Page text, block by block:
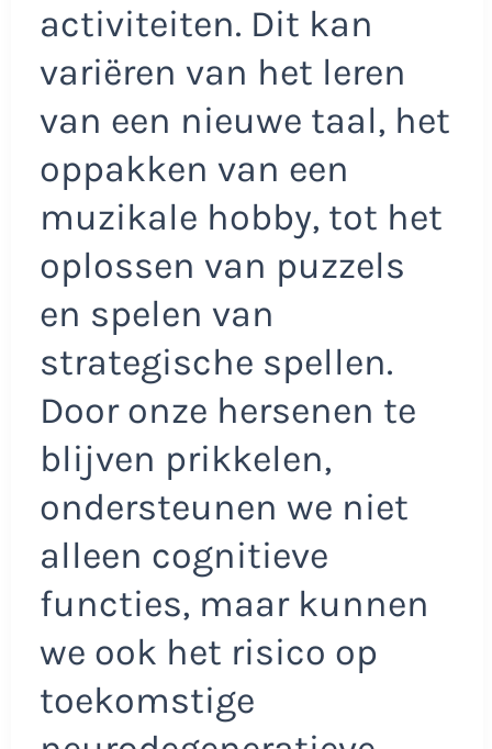
activiteiten. Dit kan
variëren van het leren
van een nieuwe taal, het
oppakken van een
muzikale hobby, tot het
oplossen van puzzels
en spelen van
strategische spellen.
Door onze hersenen te
blijven prikkelen,
ondersteunen we niet
alleen cognitieve
functies, maar kunnen
we ook het risico op
toekomstige